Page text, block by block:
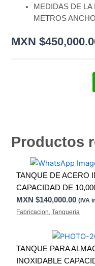
MEDIDAS DE LA
METROS
MXN $
Productos
TANQUE DE ACERO
CAPACIDAD DE
MXN $140,000.00 (IVA
Fabricacion ,Tanqueria
TANQUE PARA
INOXIDABLE